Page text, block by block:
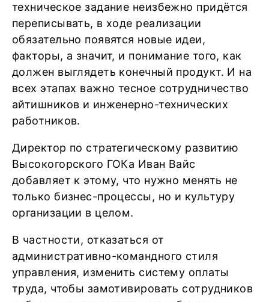
техническое задание неизбежно придётся
переписывать, в ходе реализации
обязательно появятся новые идеи,
факторы, а значит, и понимание того, как
должен выглядеть конечный продукт. И на
всех этапах важно тесное сотрудничество
айтишников и инженерно-технических
работников.
Директор по стратегическому развитию
Высокогорского ГОКа Иван Вайс
добавляет к этому, что нужно менять не
только бизнес-процессы, но и культуру
организации в целом.
В частности, отказаться от
административно-командного стиля
управления, изменить систему оплаты
труда, чтобы замотивировать сотрудников